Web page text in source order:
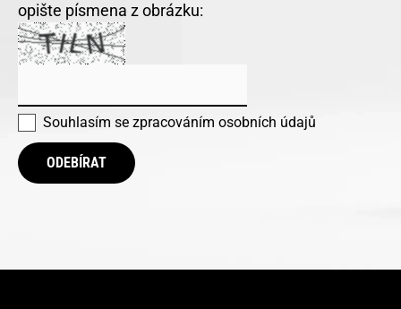
opište písmena z obrázku:
Souhlasím se zpracováním osobních údajů
ODEBÍRAT